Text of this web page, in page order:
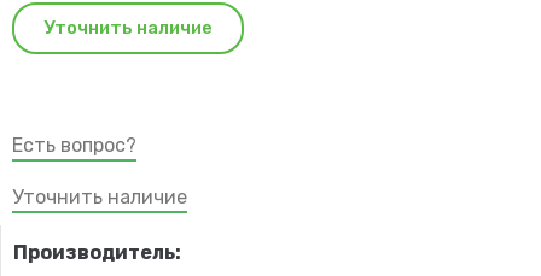
Уточнить наличие
Есть вопрос?
Уточнить наличие
Производитель: